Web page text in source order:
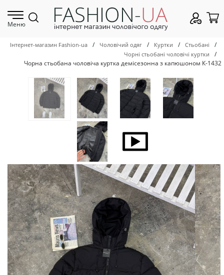
Меню
Інтернет-магазин Fashion-ua / Чоловічий одяг / Куртки / Стьобані /
Чорні стьобані чоловічі куртки
/
Чорна стьобана чоловіча куртка демісезонна з капюшоном К-1432